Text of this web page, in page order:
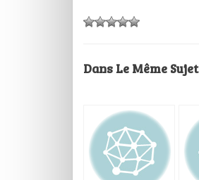
Dans Le Même Sujet